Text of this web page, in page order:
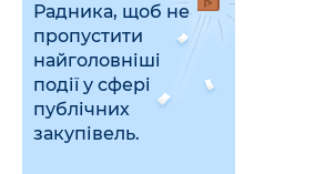
Радника, щоб не
пропустити
найголовніші
події у сфері
публічних
закупівель.